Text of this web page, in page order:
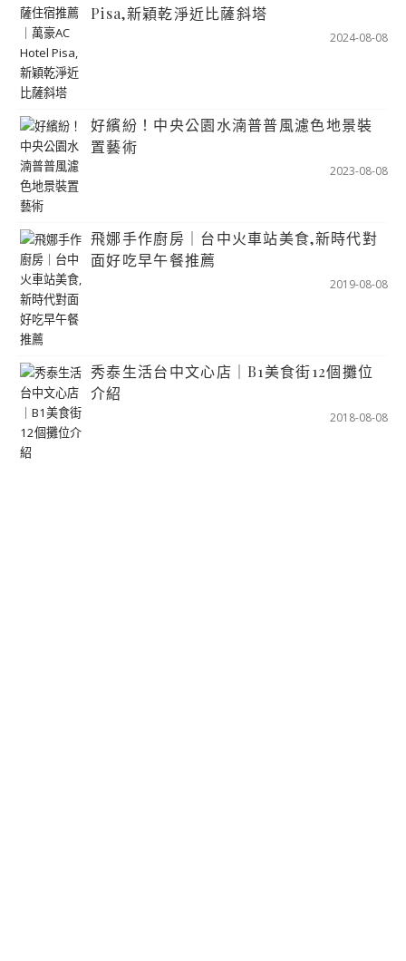
Pisa,新穎乾淨近比薩斜塔
2024-08-08
好繽紛！中央公園水湳普普風濾色地景裝
置藝術
2023-08-08
飛娜手作廚房｜台中火車站美食,新時代對
面好吃早午餐推薦
2019-08-08
秀泰生活台中文心店｜B1美食街12個攤位
介紹
2018-08-08